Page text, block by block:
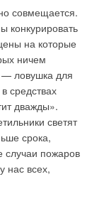
совмещается.
конкурировать
на которые
ничем
— ловушка для
средствах
дважды».
светят
срока,
случаи пожаров
нас всех,
— заявляет
1
% меньше,
конструкция
по своим
она проще
будет
что по
рост
может
Finance
перед